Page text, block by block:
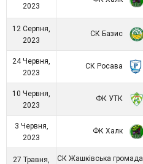
2023
12 Серпня,
2023
СК Базис
24 Червня,
2023
СК Росава
10 Червня,
2023
ФК УТК
3 Червня,
2023
ФК Халк
27 Травня,
СК Жашківська громада